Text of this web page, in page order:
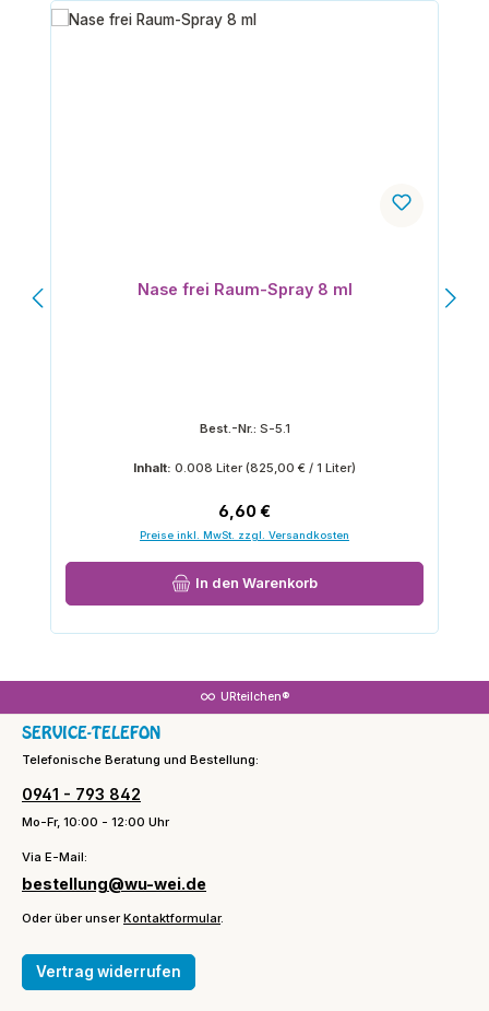
Nase frei Raum-Spray 8 ml
Best.-Nr.: S-5.1
Inhalt: 0.008 Liter (825,00 € / 1 Liter)
Regulärer Preis:
6,60 €
Preise inkl. MwSt. zzgl. Versandkosten
In den Warenkorb
URteilchen®
SERVICE-TELEFON
Telefonische Beratung und Bestellung:
0941 - 793 842
Mo-Fr, 10:00 - 12:00 Uhr
Via E-Mail:
bestellung@wu-wei.de
Oder über unserKontaktformular.
Vertrag widerrufen